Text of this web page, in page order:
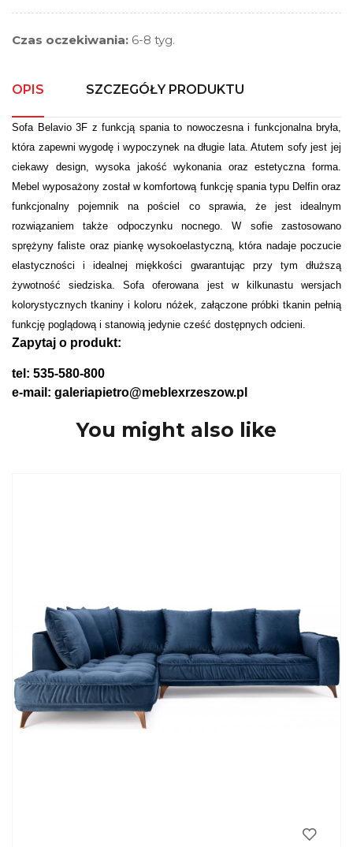
Czas oczekiwania: 6-8 tyg.
OPIS SZCZEGÓŁY PRODUKTU
Sofa Belavio 3F z funkcją spania to nowoczesna i funkcjonalna bryła,
która zapewni wygodę i wypoczynek na długie lata. Atutem sofy jest jej
ciekawy design, wysoka jakość wykonania oraz estetyczna forma.
Mebel wyposażony został w komfortową funkcję spania typu Delfin oraz
funkcjonalny pojemnik na pościel co sprawia, że jest idealnym
rozwiązaniem także odpoczynku nocnego. W sofie zastosowano
sprężyny faliste oraz piankę wysokoelastyczną, która nadaje poczucie
elastyczności i idealnej miękkości gwarantując przy tym dłuższą
żywotność siedziska. Sofa oferowana jest w kilkunastu wersjach
kolorystycznych tkaniny i koloru nóżek, załączone próbki tkanin pełnią
funkcję poglądową i stanowią jedynie cześć dostępnych odcieni.
Zapytaj o produkt:
tel: 535-580-800
e-mail: galeriapietro@meblexrzeszow.pl
You might also like